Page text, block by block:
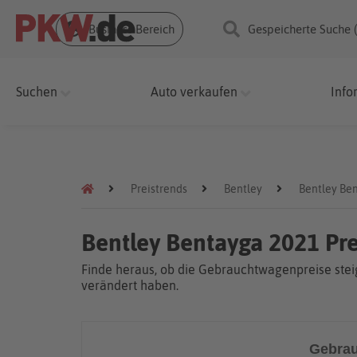
Business Bereich Gespeicherte Suche (
Suchen Auto verkaufen
Preistrends Bentley Bentley
Bentley Bentayga 2021
Finde heraus, ob die Gebrauchtwagenpreise
verändert haben.